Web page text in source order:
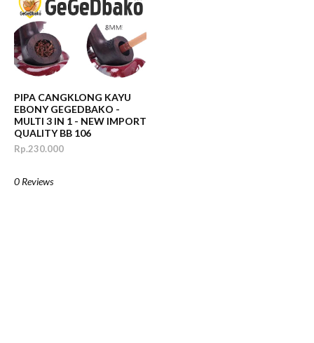
PIPA CANGKLONG KAYU
EBONY GEGEDBAKO -
MULTI 3 IN 1 - NEW IMPORT
QUALITY BB 106
Rp.230.000
0 Reviews